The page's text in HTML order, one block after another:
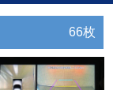
66枚